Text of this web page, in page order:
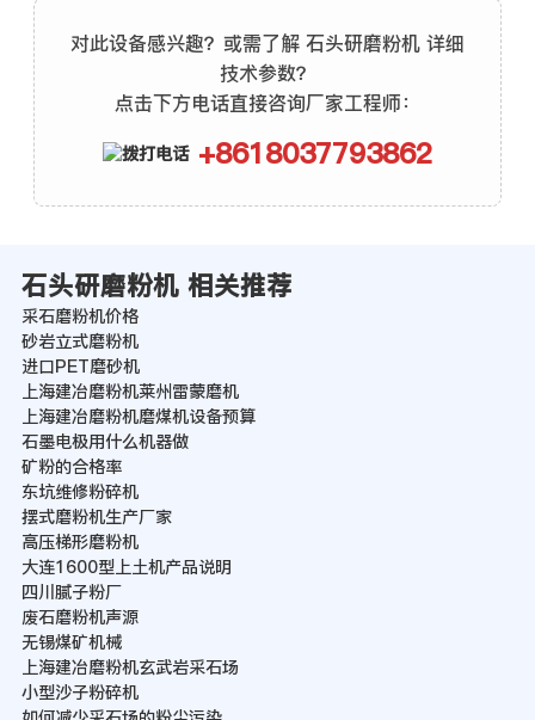
对此设备感兴趣？或需了解 石头研磨粉机 详细
技术参数？
点击下方电话直接咨询厂家工程师：
+8618037793862
石头研磨粉机 相关推荐
采石磨粉机价格
砂岩立式磨粉机
进口PET磨砂机
上海建冶磨粉机莱州雷蒙磨机
上海建冶磨粉机磨煤机设备预算
石墨电极用什么机器做
矿粉的合格率
东坑维修粉碎机
摆式磨粉机生产厂家
高压梯形磨粉机
大连1600型上土机产品说明
四川腻子粉厂
废石磨粉机声源
无锡煤矿机械
上海建冶磨粉机玄武岩采石场
小型沙子粉碎机